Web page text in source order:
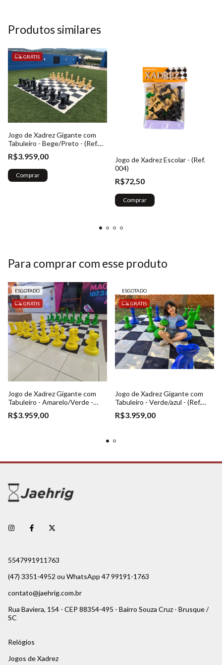
Produtos similares
GRÁTIS
Jogo de Xadrez Gigante com
Tabuleiro - Bege/Preto - (Ref.
023)
R$3.959,00
Comprar
Jogo de Xadrez Escolar - (Ref.
004)
R$72,50
Comprar
Para comprar com esse produto
ESGOTADO
GRÁTIS
Jogo de Xadrez Gigante com
Tabuleiro - Amarelo/Verde -
(Ref. 023)
R$3.959,00
ESGOTADO
GRÁTIS
Jogo de Xadrez Gigante com
Tabuleiro - Verde/azul - (Ref.
023)
R$3.959,00
5547991911763
(47) 3351-4952 ou WhatsApp 47 99191-1763
contato@jaehrig.com.br
Rua Baviera, 154 - CEP 88354-495 - Bairro Souza Cruz - Brusque /
SC
Relógios
Jogos de Xadrez